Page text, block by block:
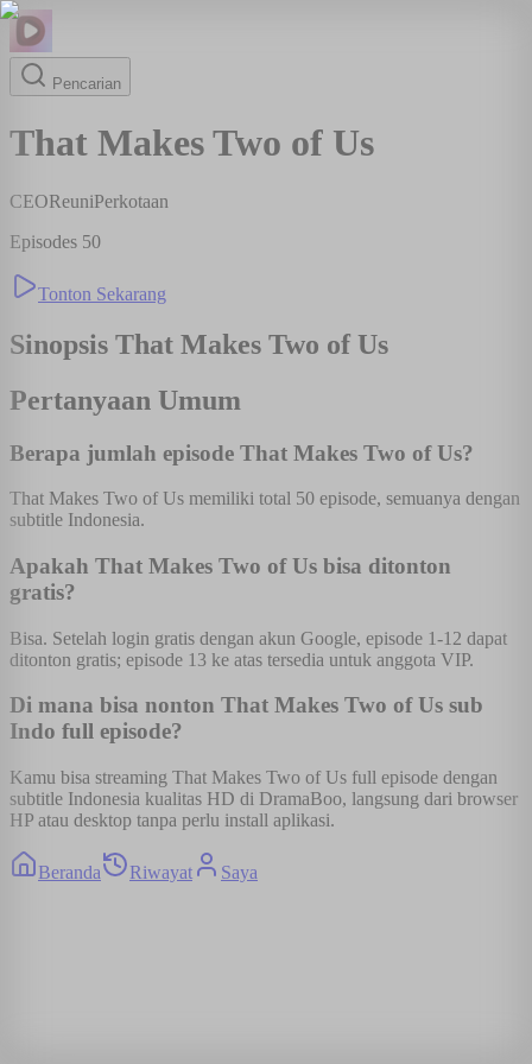
Pencarian
That Makes Two of Us
CEOReuniPerkotaan
Episodes 50
Tonton Sekarang
Sinopsis That Makes Two of Us
Pertanyaan Umum
Berapa jumlah episode That Makes Two of Us?
That Makes Two of Us memiliki total 50 episode, semuanya dengan
subtitle Indonesia.
Apakah That Makes Two of Us bisa ditonton
gratis?
Bisa. Setelah login gratis dengan akun Google, episode 1-12 dapat
ditonton gratis; episode 13 ke atas tersedia untuk anggota VIP.
Di mana bisa nonton That Makes Two of Us sub
Indo full episode?
Kamu bisa streaming That Makes Two of Us full episode dengan
subtitle Indonesia kualitas HD di DramaBoo, langsung dari browser
HP atau desktop tanpa perlu install aplikasi.
Beranda Riwayat Saya